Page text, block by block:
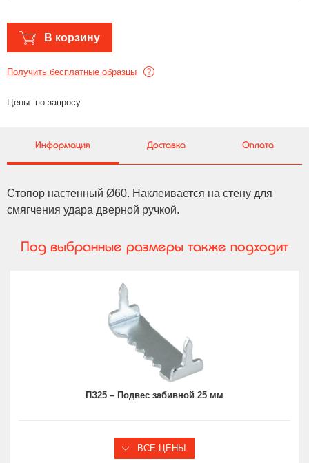
В корзину
Получить бесплатные образцы
Цены: по запросу
Информация Доставка Оплата
Стопор настенный Ø60. Наклеивается на стену для
смягчения удара дверной ручкой.
Под выбранные размеры также подходит
ПЗ25 – Подвес забивной 25 мм
ВСЕ ЦЕНЫ